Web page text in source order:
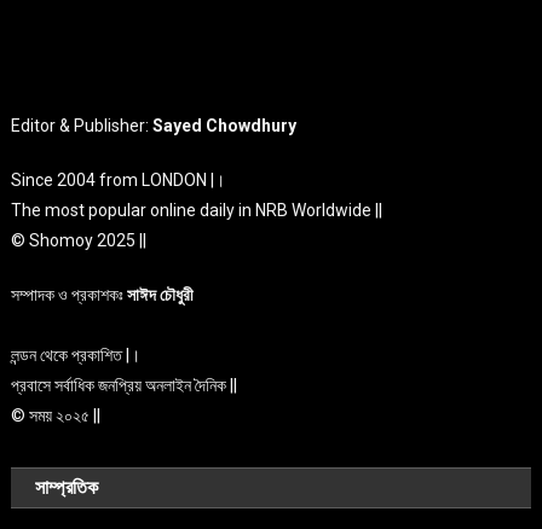
Editor & Publisher:Sayed Chowdhury
Since 2004 from LONDON |।
The most popular online daily in NRB Worldwide ||
© Shomoy 2025 ||
সম্পাদক ও প্রকাশকঃসাঈদ চৌধুরী
লন্ডন থেকে প্রকাশিত |।
প্রবাসে সর্বাধিক জনপ্রিয় অনলাইন দৈনিক ||
© সময় ২০২৫ ||
সাম্প্রতিক